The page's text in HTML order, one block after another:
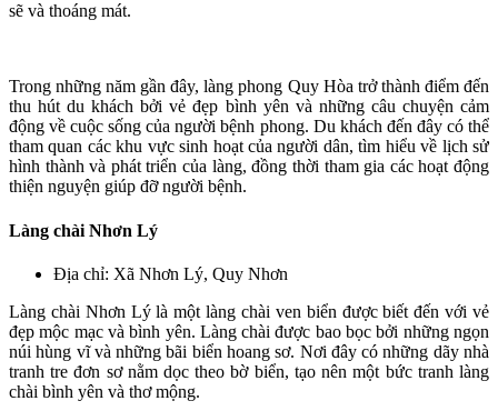
sẽ và thoáng mát.
Trong những năm gần đây, làng phong Quy Hòa trở thành điểm đến
thu hút du khách bởi vẻ đẹp bình yên và những câu chuyện cảm
động về cuộc sống của người bệnh phong. Du khách đến đây có thể
tham quan các khu vực sinh hoạt của người dân, tìm hiểu về lịch sử
hình thành và phát triển của làng, đồng thời tham gia các hoạt động
thiện nguyện giúp đỡ người bệnh.
Làng chài Nhơn Lý
Địa chỉ: Xã Nhơn Lý, Quy Nhơn
Làng chài Nhơn Lý là một làng chài ven biển được biết đến với vẻ
đẹp mộc mạc và bình yên. Làng chài được bao bọc bởi những ngọn
núi hùng vĩ và những bãi biển hoang sơ. Nơi đây có những dãy nhà
tranh tre đơn sơ nằm dọc theo bờ biển, tạo nên một bức tranh làng
chài bình yên và thơ mộng.